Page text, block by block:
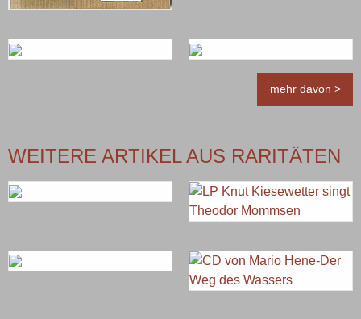
mehr davon >
WEITERE ARTIKEL AUS RARITÄTEN